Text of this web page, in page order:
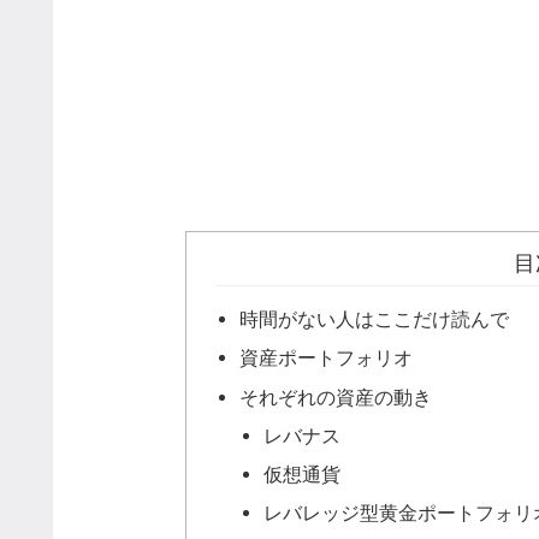
時間がない人はここだけ読んで
資産ポートフォリオ
それぞれの資産の動き
レバナス
仮想通貨
レバレッジ型黄金ポートフォリ